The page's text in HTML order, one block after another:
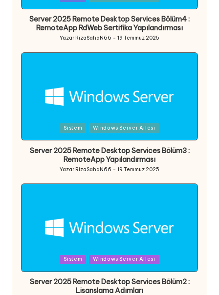
Server 2025 Remote Desktop Services Bölüm4 :
RemoteApp RdWeb Sertifika Yapılandırması
Yazar RizaSahaN66 19 Temmuz 2025
Sistem Windows Server Ailesi
Server 2025 Remote Desktop Services Bölüm3 :
RemoteApp Yapılandırması
Posted
by
Yazar RizaSahaN66 19 Temmuz 2025
Sistem Windows Server Ailesi
Server 2025 Remote Desktop Services Bölüm2 :
Lisanslama Adımları